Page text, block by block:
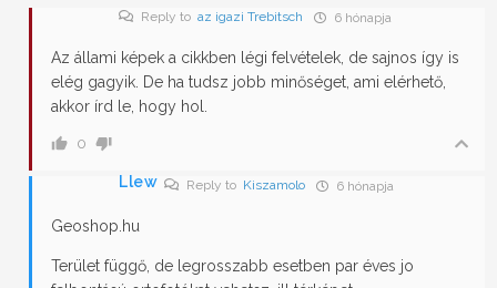
Reply to az igazi Trebitsch 6 hónapja
Az állami képek a cikkben légi felvételek, de sajnos így is
elég gagyik. De ha tudsz jobb minőséget, ami elérhető,
akkor írd le, hogy hol.
0
Llew Reply to Kiszamolo 6 hónapja
Geoshop.hu
Terület függő, de legrosszabb esetben par éves jo